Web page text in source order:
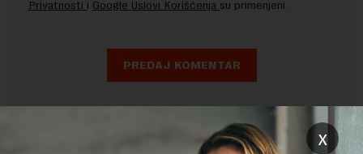
Privatnosti i Google Uslovi Korišćenja su primenjeni.
x